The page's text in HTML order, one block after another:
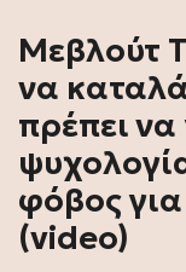
Μεβλούτ
να
πρέπει να
φόβος
(video)